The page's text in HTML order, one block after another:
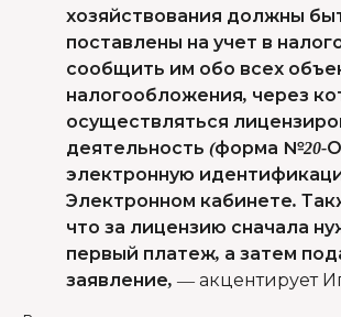
хозяйствования должны
поставлены на учет в
сообщить им обо всех
налогообложения, через
осуществляться
деятельность (форма №20-
электронную
Электронном кабинете.
что за лицензию сначала
первый платеж, а затем
заявление, — акцентирует